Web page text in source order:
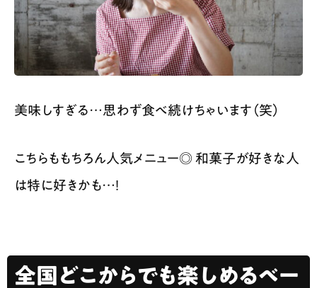
美味しすぎる…思わず食べ続けちゃいます（笑）
こちらももちろん人気メニュー◎ 和菓子が好きな人
は特に好きかも…！
全国どこからでも楽しめるベー